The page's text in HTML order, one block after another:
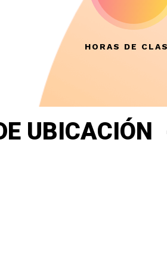
HORAS DE
UBICACIÓN